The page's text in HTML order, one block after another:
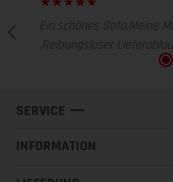
Ein schönes Sofa.Meine
.Reibungsloser
SERVICE
INFORMATION